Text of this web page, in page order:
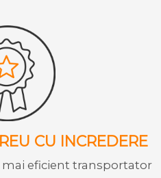
CU INCREDERE
eficient transportator